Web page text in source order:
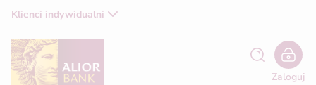
Klienci indywidualni
Zaloguj